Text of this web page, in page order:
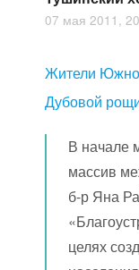
07 мая 2011,
Жители
Дубовой
В начале
массив
б-р Яна
целях